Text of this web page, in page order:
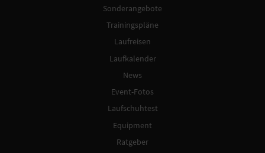
Sonderangebote
Trainingspläne
Laufreisen
Laufkalender
News
Event-Fotos
Laufschuhtest
Equipment
Ratgeber